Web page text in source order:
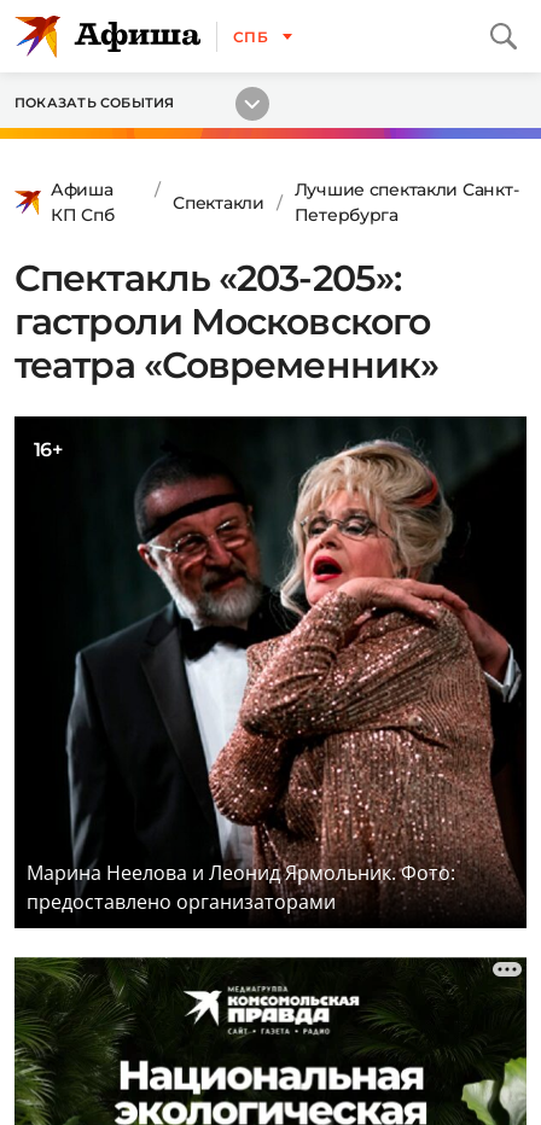
СПБ
ПОКАЗАТЬ СОБЫТИЯ
Афиша
КП Спб
Спектакли
Лучшие спектакли Санкт-
Петербурга
Спектакль «203-205»:
гастроли Московского
театра «Современник»
16+
Марина Неелова и Леонид Ярмольник. Фото:
предоставлено организаторами